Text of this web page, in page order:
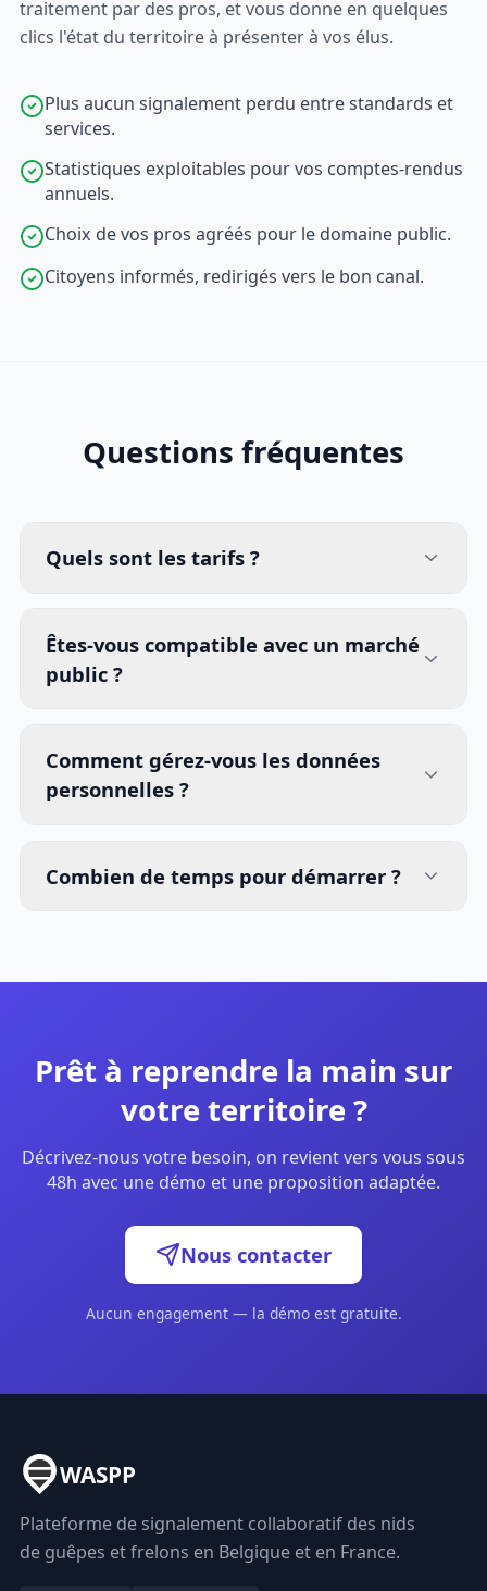
traitement par des pros, et vous donne en quelques
clics l'état du territoire à présenter à vos élus.
Plus aucun signalement perdu entre standards et
services.
Statistiques exploitables pour vos comptes-rendus
annuels.
Choix de vos pros agréés pour le domaine public.
Citoyens informés, redirigés vers le bon canal.
Questions fréquentes
Quels sont les tarifs ?
Êtes-vous compatible avec un marché
public ?
Comment gérez-vous les données
personnelles ?
Combien de temps pour démarrer ?
Prêt à reprendre la main sur
votre territoire ?
Décrivez-nous votre besoin, on revient vers vous sous
48h avec une démo et une proposition adaptée.
Nous contacter
Aucun engagement — la démo est gratuite.
WASPP
Plateforme de signalement collaboratif des nids
de guêpes et frelons en Belgique et en France.